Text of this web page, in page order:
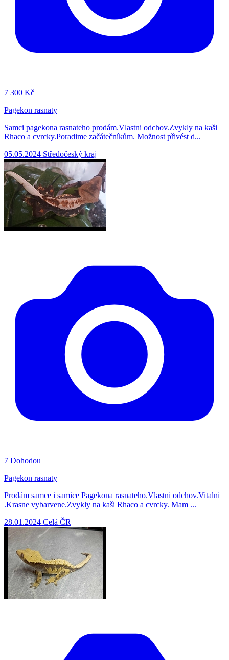
7 300 Kč
Pagekon rasnaty
Samci pagekona rasnateho prodám.Vlastni odchov.Zvykly na kaši
Rhaco a cvrcky.Poradime začátečníkům. Možnost přivést d...
05.05.2024 Středočeský kraj
7 Dohodou
Pagekon rasnaty
Prodám samce i samice Pagekona rasnateho.Vlastni odchov.Vitalni
.Krasne vybarvene.Zvykly na kaši Rhaco a cvrcky. Mam ...
28.01.2024 Celá ČR